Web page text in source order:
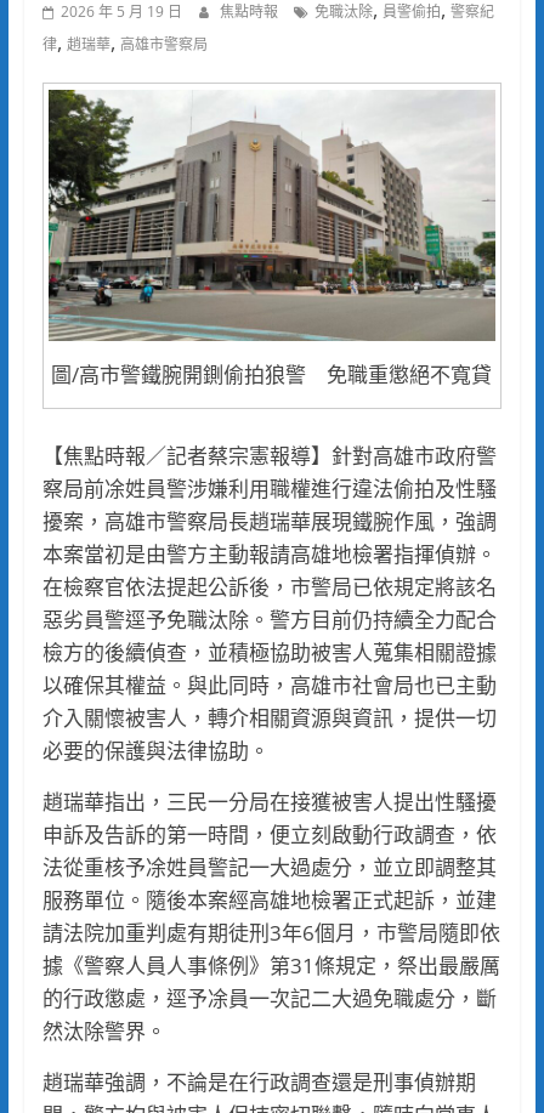
2026 年 5 月 19 日 焦點時報 免職汰除, 員警偷拍, 警察紀
律, 趙瑞華, 高雄市警察局
圖/高市警鐵腕開鍘偷拍狼警 免職重懲絕不寬貸
【焦點時報／記者蔡宗憲報導】針對高雄市政府警
察局前凃姓員警涉嫌利用職權進行違法偷拍及性騷
擾案，高雄市警察局長趙瑞華展現鐵腕作風，強調
本案當初是由警方主動報請高雄地檢署指揮偵辦。
在檢察官依法提起公訴後，市警局已依規定將該名
惡劣員警逕予免職汰除。警方目前仍持續全力配合
檢方的後續偵查，並積極協助被害人蒐集相關證據
以確保其權益。與此同時，高雄市社會局也已主動
介入關懷被害人，轉介相關資源與資訊，提供一切
必要的保護與法律協助。
趙瑞華指出，三民一分局在接獲被害人提出性騷擾
申訴及告訴的第一時間，便立刻啟動行政調查，依
法從重核予凃姓員警記一大過處分，並立即調整其
服務單位。隨後本案經高雄地檢署正式起訴，並建
請法院加重判處有期徒刑3年6個月，市警局隨即依
據《警察人員人事條例》第31條規定，祭出最嚴厲
的行政懲處，逕予凃員一次記二大過免職處分，斷
然汰除警界。
趙瑞華強調，不論是在行政調查還是刑事偵辦期